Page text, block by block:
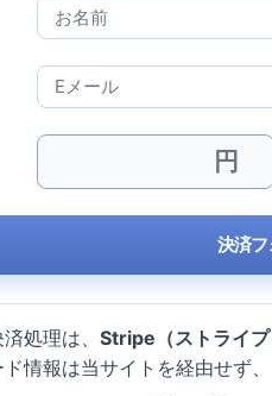
決済フ
処理は、 Stripe（ストライプ
情報は当サイトを経由せず